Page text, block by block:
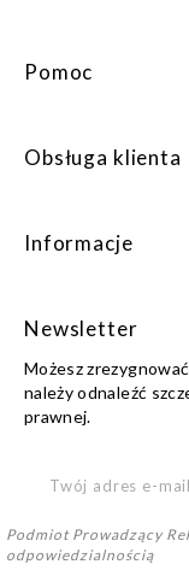
Pomoc
Obsługa klienta
Informacje
Newsletter
Możesz
należy odnaleźć
prawnej.
Podmiot Prowadzący
odpowiedzialnością